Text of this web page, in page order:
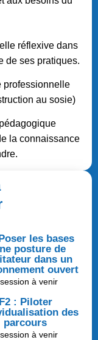
réflexive dans
de ses pratiques.
professionnelle
au sosie)
la connaissance
les bases
posture de
dans un
ouvert
à venir
F2 : Piloter
des
parcours
à venir